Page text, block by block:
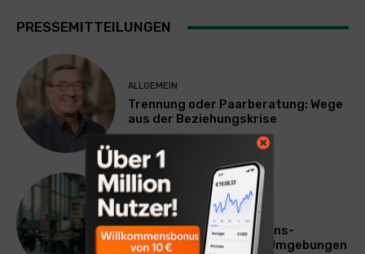
PRESSEMITTEILUNGEN
ALLGEMEIN
Trennung oder Paarberatung: Wege
aus der Beziehungskrise
TECHNIK
SourcingBlox startet
CentaurNexus: Operations-
Plattform für Zscaler-Umgebungen